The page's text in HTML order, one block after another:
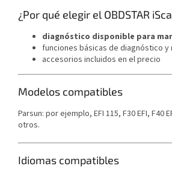
¿Por qué elegir el OBDSTAR
diagnóstico disponible para
funciones básicas de diagnóstico y
accesorios incluidos en el precio
Modelos compatibles
Parsun: por ejemplo, EFI 115, F30 EFI, F40
otros.
Idiomas compatibles